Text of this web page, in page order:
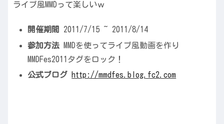
ライブ風MMDって楽しいｗ
開催期間
2011/7/15 ~ 2011/8/14
参加方法 MMDを使ってライブ風動画を作り
MMDFes2011タグをロック！
公式ブログ
http://mmdfes.blog.fc2.com